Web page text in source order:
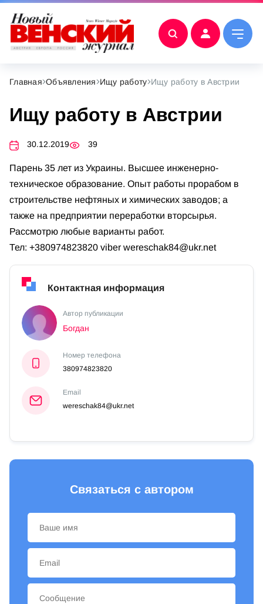
Главная Объявления Ищу работу Ищу работу в Австрии
Ищу работу в Австрии
30.12.2019 39
Парень 35 лет из Украины. Высшее инженерно-
техническое образование. Опыт работы прорабом в
строительстве нефтяных и химических заводов; а
также на предприятии переработки вторсырья.
Рассмотрю любые варианты работ.
Тел: +380974823820 viber wereschak84@ukr.net
Контактная информация
Автор публикации
Богдан
Номер телефона
380974823820
Email
wereschak84@ukr.net
Связаться с автором